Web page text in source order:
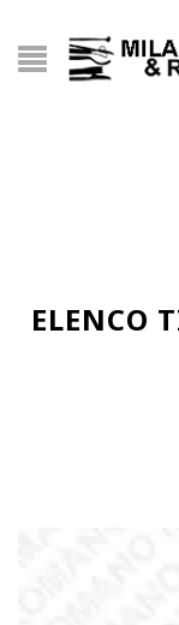
ELENCO